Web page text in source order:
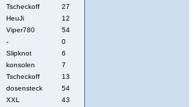
Tscheckoff
27
HeuJi
12
Viper780
54
-
0
Slipknot
6
konsolen
7
Tscheckoff
13
dosensteck
54
XXL
43